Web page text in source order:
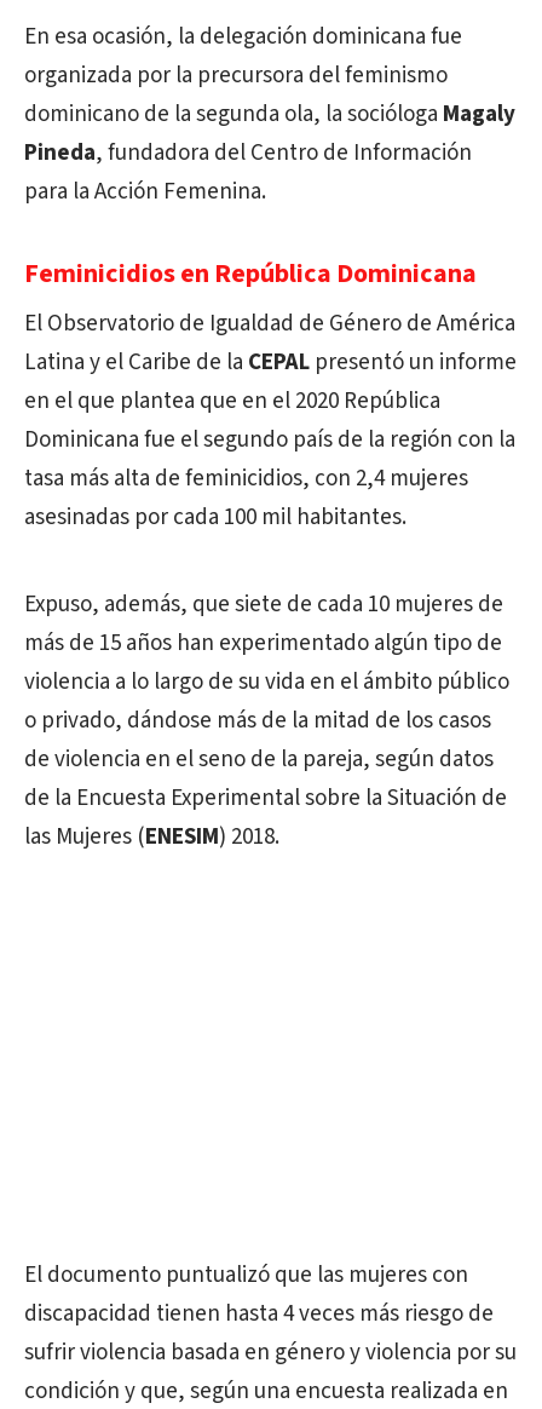
En esa ocasión, la delegación dominicana fue
organizada por la precursora del feminismo
dominicano de la segunda ola, la socióloga Magaly
Pineda, fundadora del Centro de Información
para la Acción Femenina.
Feminicidios en República Dominicana
El Observatorio de Igualdad de Género de América
Latina y el Caribe de la CEPAL presentó un informe
en el que plantea que en el 2020 República
Dominicana fue el segundo país de la región con la
tasa más alta de feminicidios, con 2,4 mujeres
asesinadas por cada 100 mil habitantes.
Expuso, además, que siete de cada 10 mujeres de
más de 15 años han experimentado algún tipo de
violencia a lo largo de su vida en el ámbito público
o privado, dándose más de la mitad de los casos
de violencia en el seno de la pareja, según datos
de la Encuesta Experimental sobre la Situación de
las Mujeres (ENESIM) 2018.
El documento puntualizó que las mujeres con
discapacidad tienen hasta 4 veces más riesgo de
sufrir violencia basada en género y violencia por su
condición y que, según una encuesta realizada en